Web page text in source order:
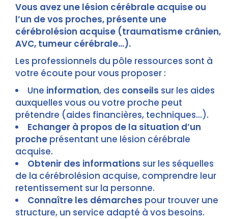
Vous avez une lésion cérébrale acquise ou
l’un de vos proches, présente une
cérébrolésion acquise (traumatisme crânien,
AVC, tumeur cérébrale…).
Les professionnels du pôle ressources sont à
votre écoute pour vous proposer :
Une information, des conseils sur les aides
auxquelles vous ou votre proche peut
prétendre (aides financières, techniques…).
Echanger à propos de la situation d’un
proche présentant une lésion cérébrale
acquise.
Obtenir des informations sur les séquelles
de la cérébrolésion acquise, comprendre leur
retentissement sur la personne.
Connaître les démarches pour trouver une
structure, un service adapté à vos besoins.